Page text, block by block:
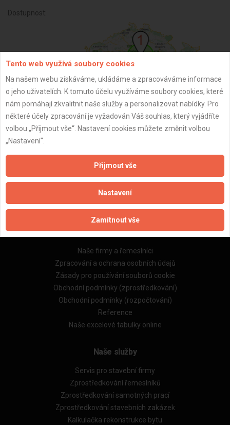
Dostupnost:
ZPĚT
Aktualizováno z portálu ARES dne 01.12.2024 02:00:08
Důležité informace
Naše firmy a řemeslníci
Zpracování a ochrana osobních údajů
Zásady pro používání souborů cookie
Obchodní podmínky (zprostředkování)
Obchodní podmínky (rozpočtování)
Reference
Naše excelové tabulky online
Naše služby
Servis pro stavební firmy
Zprostředkování řemeslníků
Zprostředkování samotných prací
Zprostředkování stavebních zakázek
Kalkulačka rekonstrukce bytu
Tento web využívá soubory cookies
Na našem webu získáváme, ukládáme a zpracováváme informace
o jeho uživatelích. K tomuto účelu využíváme soubory cookies, které
nám pomáhají zkvalitnit naše služby a personalizovat nabídky. Pro
některé účely zpracování je vyžadován Váš souhlas, který vyjádříte
volbou „Přijmout vše“. Nastavení cookies můžete změnit volbou
„Nastavení“.
Přijmout vše
Nastavení
Zamítnout vše